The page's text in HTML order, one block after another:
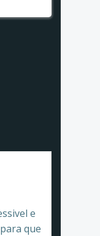
e
que